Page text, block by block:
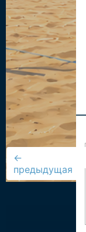
←
предыдущая